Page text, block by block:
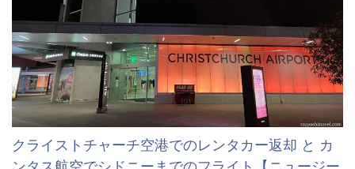
クライストチャーチ空港でのレンタカー返却 と カ